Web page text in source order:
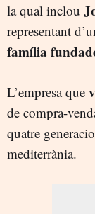
la qual inclou
representant
família
L’empresa que
de compra-
quatre
mediterrània.